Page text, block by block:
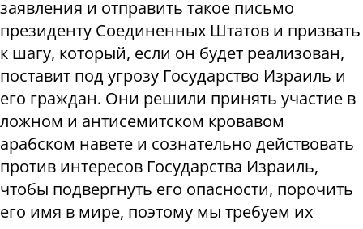
заявления и отправить такое письмо
президенту Соединенных Штатов и призвать
к шагу, который, если он будет реализован,
поставит под угрозу Государство Израиль и
его граждан. Они решили принять участие в
ложном и антисемитском кровавом
арабском навете и сознательно действовать
против интересов Государства Израиль,
чтобы подвергнуть его опасности, порочить
его имя в мире, поэтому мы требуем их